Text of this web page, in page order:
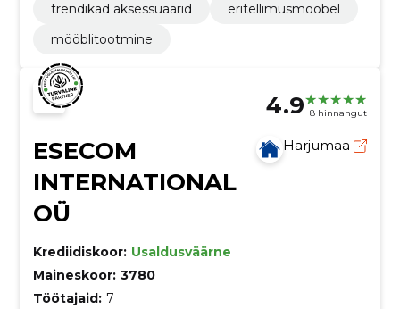
trendikad aksessuaarid
eritellimusmööbel
mööblitootmine
4.9 8 hinnangut
ESECOM
INTERNATIONAL
OÜ
Harjumaa
Krediidiskoor: Usaldusväärne
Maineskoor: 3780
Töötajaid: 7